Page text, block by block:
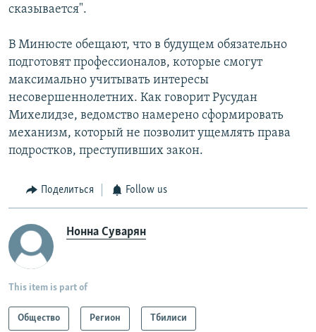
сказывается".
В Минюсте обещают, что в будущем обязательно
подготовят профессионалов, которые смогут
максимально учитывать интересы
несовершеннолетних. Как говорит Русудан
Михелидзе, ведомство намерено сформировать
механизм, который не позволит ущемлять права
подростков, преступивших закон.
Поделиться Follow us
Нонна Суварян
This item is part of
Общество Регион Тбилиси